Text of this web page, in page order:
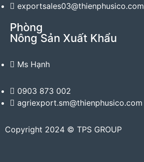
exportsales03@thienphusico.com
Phòng
Nông Sản Xuất Khẩu
Ms Hạnh
0903 873 002
agriexport.sm@thienphusico.com
Copyright 2024 © TPS GROUP